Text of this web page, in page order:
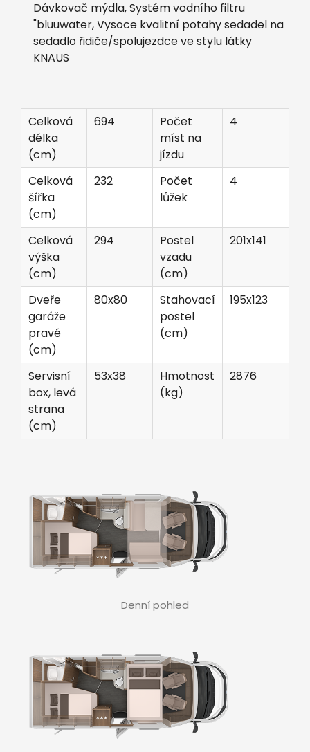
Dávkovač mýdla, Systém vodního filtru
"bluuwater, Vysoce kvalitní potahy sedadel na
sedadlo řidiče/spolujezdce ve stylu látky
KNAUS
Celková
délka
(cm)
694
Počet
míst na
jízdu
4
Celková
šířka
(cm)
232
Počet
lůžek
4
Celková
výška
(cm)
294
Postel
vzadu
(cm)
201x141
Dveře
garáže
pravé
(cm)
80x80
Stahovací
postel
(cm)
195x123
Servisní
box, levá
strana
(cm)
53x38
Hmotnost
(kg)
2876
Denní pohled